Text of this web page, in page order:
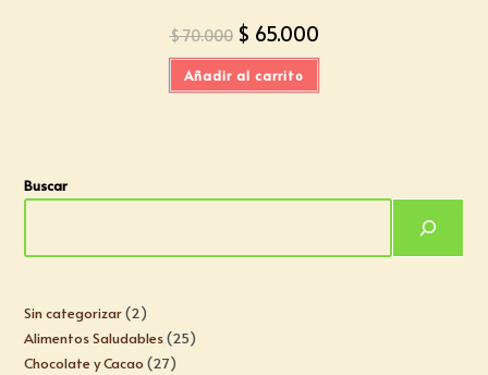
$70.000 $ 65.000
Añadir al carrito
Buscar
Sin categorizar 2
Alimentos Saludables 25
Chocolate y Cacao 27